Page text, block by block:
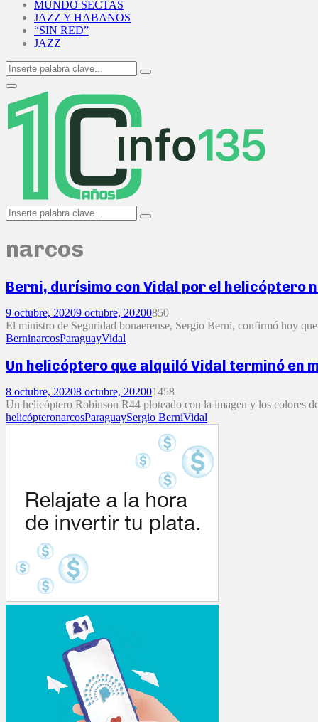
MUNDO SECTAS
JAZZ Y HABANOS
“SIN RED”
JAZZ
Search
for:
Search
Primary
Menu
Search
for:
Search
narcos
Berni, durísimo con Vidal por el helicóptero
9 octubre, 20209 octubre, 20200850
El ministro de Seguridad bonaerense, Sergio Berni, confirmó hoy
BerninarcosParaguayVidal
Un helicóptero que alquiló Vidal terminó en
8 octubre, 20208 octubre, 202001458
Un helicóptero Robinson R44 ploteado con la imagen y los colores
helicópteronarcosParaguaySergio BerniVidal